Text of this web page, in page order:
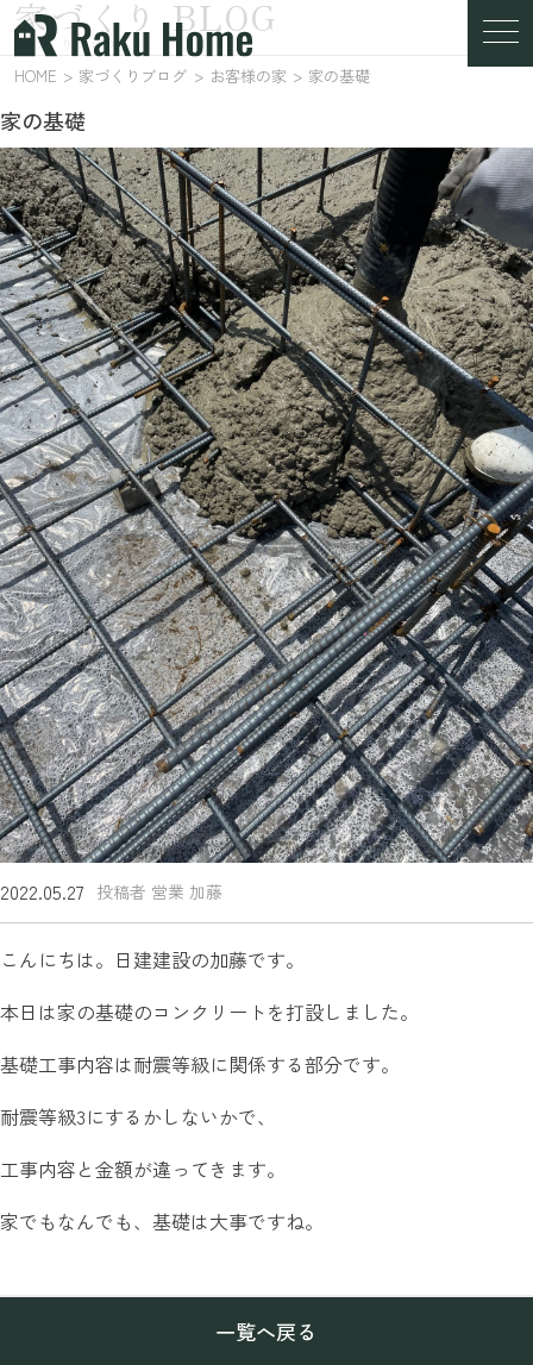
家づくりブログ
家づくり BLOG
HOME 家づくりブログ お客様の家 家の基礎
家の基礎
2022.05.27 投稿者 営業 加藤
こんにちは。日建建設の加藤です。
本日は家の基礎のコンクリートを打設しました。
基礎工事内容は耐震等級に関係する部分です。
耐震等級3にするかしないかで、
工事内容と金額が違ってきます。
家でもなんでも、基礎は大事ですね。
一覧へ戻る